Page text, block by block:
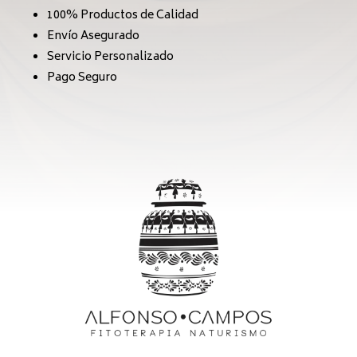
100% Productos de Calidad
Envío Asegurado
Servicio Personalizado
Pago Seguro